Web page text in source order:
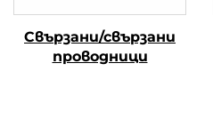
Свързани/свързани
проводници